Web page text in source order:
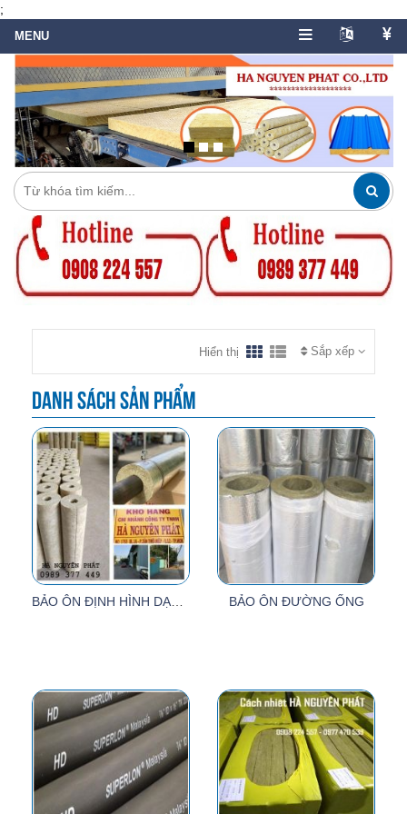
;
Sắp xếp
Hiển thị
Danh sách sản phẩm
BẢO ÔN ĐƯỜNG ỐNG